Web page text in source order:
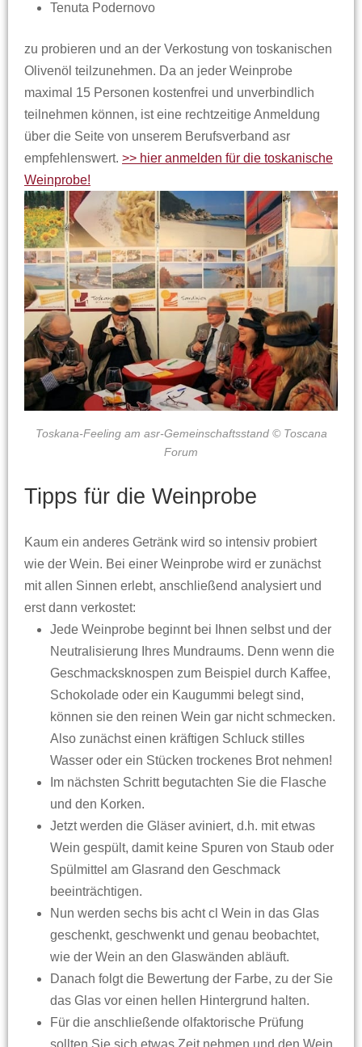
Tenuta Podernovo
zu probieren und an der Verkostung von toskanischen
Olivenöl teilzunehmen. Da an jeder Weinprobe
maximal 15 Personen kostenfrei und unverbindlich
teilnehmen können, ist eine rechtzeitige Anmeldung
über die Seite von unserem Berufsverband asr
empfehlenswert. >> hier anmelden für die toskanische
Weinprobe!
Toskana-Feeling am asr-Gemeinschaftsstand © Toscana
Forum
Tipps für die Weinprobe
Kaum ein anderes Getränk wird so intensiv probiert
wie der Wein. Bei einer Weinprobe wird er zunächst
mit allen Sinnen erlebt, anschließend analysiert und
erst dann verkostet:
Jede Weinprobe beginnt bei Ihnen selbst und der
Neutralisierung Ihres Mundraums. Denn wenn die
Geschmacksknospen zum Beispiel durch Kaffee,
Schokolade oder ein Kaugummi belegt sind,
können sie den reinen Wein gar nicht schmecken.
Also zunächst einen kräftigen Schluck stilles
Wasser oder ein Stücken trockenes Brot nehmen!
Im nächsten Schritt begutachten Sie die Flasche
und den Korken.
Jetzt werden die Gläser aviniert, d.h. mit etwas
Wein gespült, damit keine Spuren von Staub oder
Spülmittel am Glasrand den Geschmack
beeinträchtigen.
Nun werden sechs bis acht cl Wein in das Glas
geschenkt, geschwenkt und genau beobachtet,
wie der Wein an den Glaswänden abläuft.
Danach folgt die Bewertung der Farbe, zu der Sie
das Glas vor einen hellen Hintergrund halten.
Für die anschließende olfaktorische Prüfung